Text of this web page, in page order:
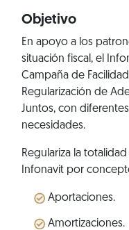
Objetivo
En apoyo a los
situación fiscal, el
Campaña de
Regularización de
Juntos, con
necesidades.
Regulariza la
Infonavit por
Aportaciones.
Amortizaciones.